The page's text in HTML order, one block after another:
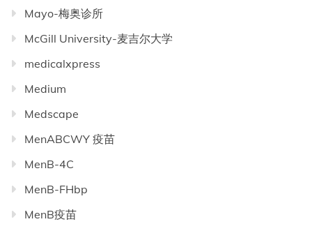
Mayo-梅奥诊所
McGill University-麦吉尔大学
medicalxpress
Medium
Medscape
MenABCWY 疫苗
MenB-4C
MenB-FHbp
MenB疫苗